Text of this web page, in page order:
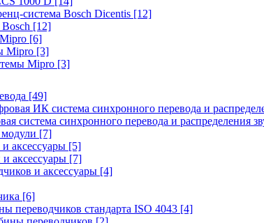
система Bosch Dicentis [12]
[12]
[6]
Mipro [3]
Mipro [3]
[49]
ИК система синхронного перевода и
система синхронного перевода и распределения
[7]
аксессуары [5]
аксессуары [7]
и аксессуары [4]
[6]
переводчиков стандарта ISO 4043 [4]